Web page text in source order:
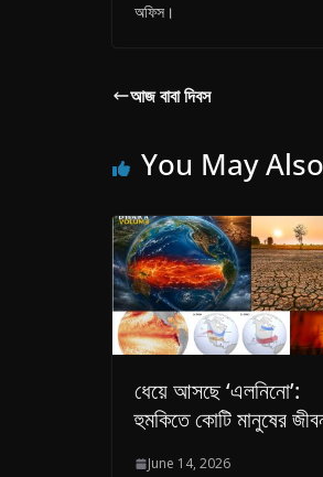
অফিস।
আজ বাবা দিবস
You May
ধেয়ে আসছে ‘এলনিনো’:
হুমকিতে কোটি মানুষের
June 14, 2026